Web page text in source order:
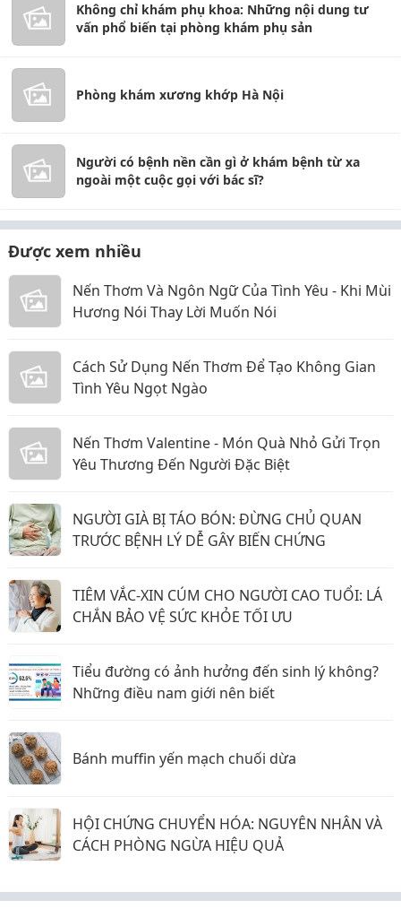
Không chỉ khám phụ khoa: Những nội dung tư
vấn phổ biến tại phòng khám phụ sản
Phòng khám xương khớp Hà Nội
Người có bệnh nền cần gì ở khám bệnh từ xa
ngoài một cuộc gọi với bác sĩ?
Được xem nhiều
Nến Thơm Và Ngôn Ngữ Của Tình Yêu - Khi Mùi
Hương Nói Thay Lời Muốn Nói
Cách Sử Dụng Nến Thơm Để Tạo Không Gian
Tình Yêu Ngọt Ngào
Nến Thơm Valentine - Món Quà Nhỏ Gửi Trọn
Yêu Thương Đến Người Đặc Biệt
NGƯỜI GIÀ BỊ TÁO BÓN: ĐỪNG CHỦ QUAN
TRƯỚC BỆNH LÝ DỄ GÂY BIẾN CHỨNG
TIÊM VẮC-XIN CÚM CHO NGƯỜI CAO TUỔI: LÁ
CHẮN BẢO VỆ SỨC KHỎE TỐI ƯU
Tiểu đường có ảnh hưởng đến sinh lý không?
Những điều nam giới nên biết
Bánh muffin yến mạch chuối dừa
HỘI CHỨNG CHUYỂN HÓA: NGUYÊN NHÂN VÀ
CÁCH PHÒNG NGỪA HIỆU QUẢ